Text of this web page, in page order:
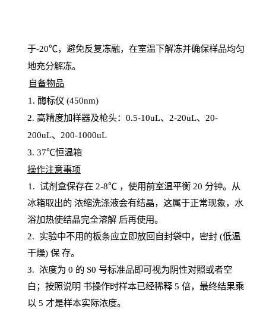
于-20℃，避免反复冻融，在室温下解冻并确保样品均匀
地充分解冻。
自备物品
1 . 酶标仪 (450nm)
2. 高精度加样器及枪头： 0.5-10uL、 2-20uL、 20-
200uL、 200-1000uL
3. 37℃恒温箱
操作注意事项
1. 试剂盒保存在 2-8℃ ，使用前室温平衡 20 分钟。从
冰箱取出的 浓缩洗涤液会有结晶，这属于正常现象，水
浴加热使结晶完全溶解 后再使用。
2. 实验中不用的板条应立即放回自封袋中，密封(低温
干燥) 保 存。
3. 浓度为 0 的 S0 号标准品即可视为阴性对照或者空
白；按照说明 书操作时样本已经稀释5 倍，最终结果乘
以 5 才是样本实际浓度。